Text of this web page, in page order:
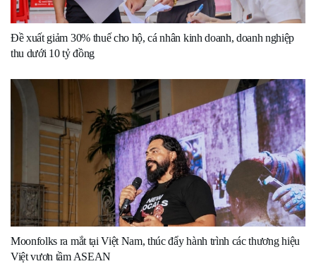
Đề xuất giảm 30% thuế cho hộ, cá nhân kinh doanh, doanh nghiệp
thu dưới 10 tỷ đồng
Moonfolks ra mắt tại Việt Nam, thúc đẩy hành trình các thương hiệu
Việt vươn tầm ASEAN